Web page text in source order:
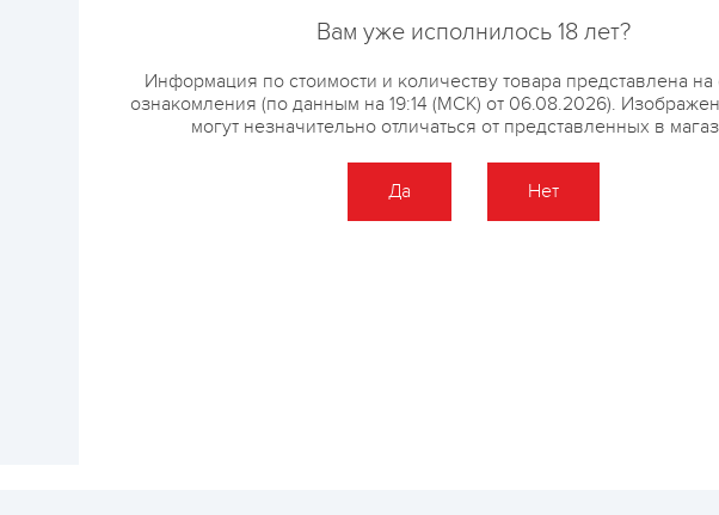
Вам уже исполнилось 18 лет?
Информация по стоимости и количеству товара представлена на
ознакомления (по данным на 19:14 (МСК) от 06.08.2026).
могут незначительно отличаться от представленных в
Да Нет